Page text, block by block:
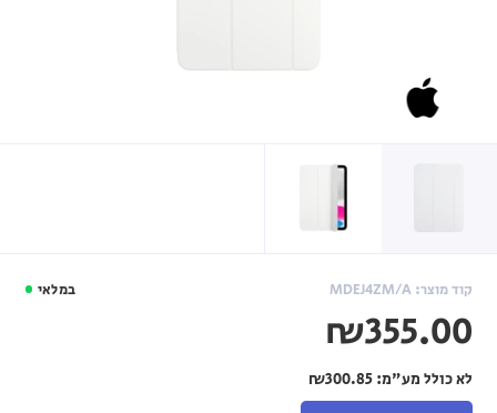
במלאי קוד מוצר: MDEJ4ZM/A
₪355.00
לא כולל מע"מ:₪300.85